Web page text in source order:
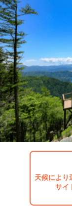
天候により
サイ